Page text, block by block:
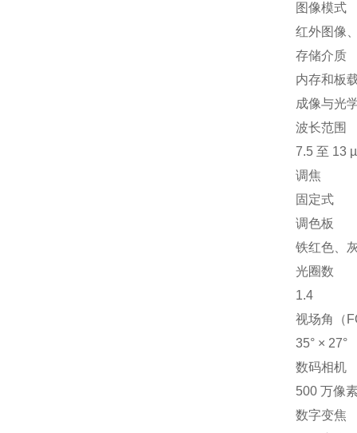
图像模式
红外图像
存储介质
内存和板
成像与光
波长范围
7.5 至 13
调焦
固定式
调色板
铁红色、
光圈数
1.4
视场角（
35° × 27°
数码相机
500 万像
数字变焦